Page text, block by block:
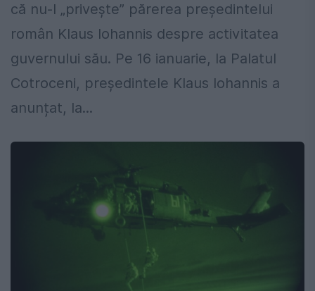
că nu-l „privește” părerea președintelui
român Klaus Iohannis despre activitatea
guvernului său. Pe 16 ianuarie, la Palatul
Cotroceni, președintele Klaus Iohannis a
anunțat, la...